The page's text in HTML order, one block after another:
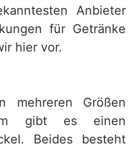
Anbieter
für Getränke
hier vor.
mehreren Größen
gibt es einen
Beides besteht